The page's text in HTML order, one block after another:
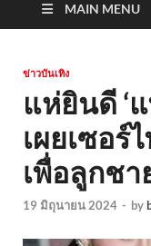
MAIN MENU
ข่าวบันเทิง
แห่ยินดี ‘
เผยเซอร์
เพื่อลูกชา
19 มิถุนายน 2024 - by